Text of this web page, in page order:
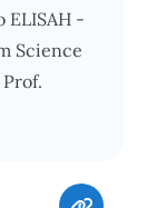
ELISAH -
Science